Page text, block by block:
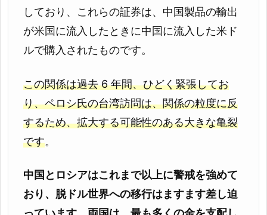
しており、これらの証券は、中国製品の輸出
が米国に流入したときに中国に流入した米ド
ルで購入されたものです。
この関係は過去 6 年間、ひどく緊張してお
り、ペロシ氏の台湾訪問は、関係の粒度に反
するため、拡大する可能性のある大きな亀裂
です。
中国とロシアはこれまで以上に警戒を強めて
おり、脱ドル世界への移行はますます差し迫